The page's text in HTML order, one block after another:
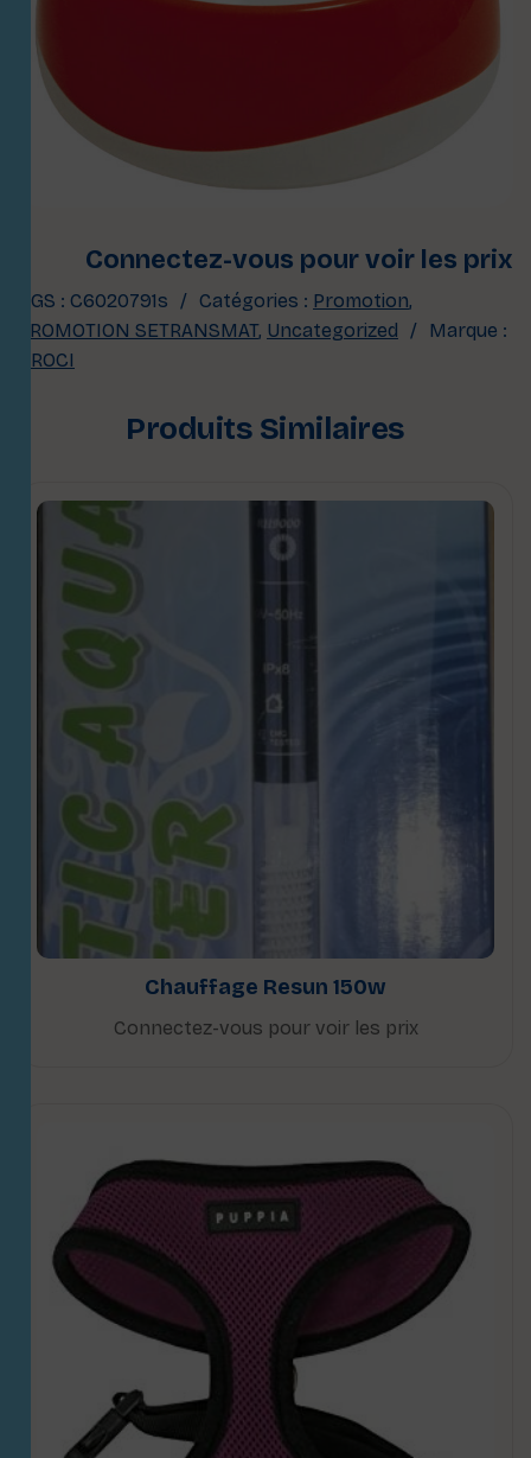
Connectez-vous pour voir les prix
UGS : C6020791s Catégories : Promotion,
PROMOTION SETRANSMAT, Uncategorized
Marque :
CROCI
Produits Similaires
Chauffage Resun 150w
Connectez-vous pour voir les prix